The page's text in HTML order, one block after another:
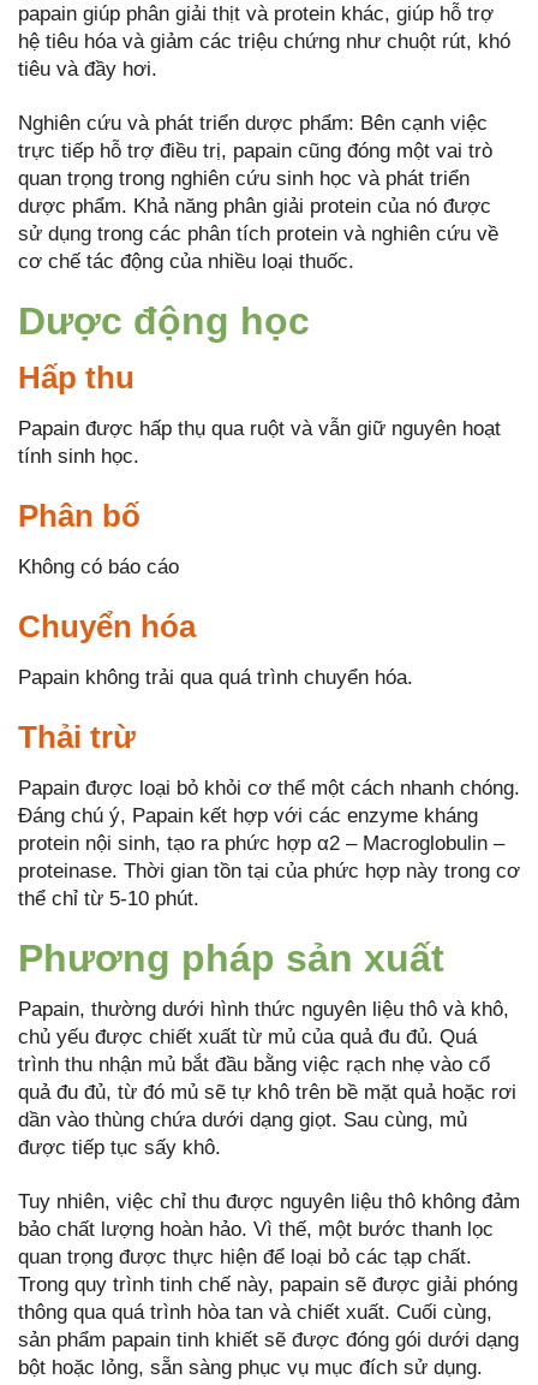
papain giúp phân giải thịt và protein khác, giúp hỗ trợ
hệ tiêu hóa và giảm các triệu chứng như chuột rút, khó
tiêu và đầy hơi.
Nghiên cứu và phát triển dược phẩm: Bên cạnh việc
trực tiếp hỗ trợ điều trị, papain cũng đóng một vai trò
quan trọng trong nghiên cứu sinh học và phát triển
dược phẩm. Khả năng phân giải protein của nó được
sử dụng trong các phân tích protein và nghiên cứu về
cơ chế tác động của nhiều loại thuốc.
Dược động học
Hấp thu
Papain được hấp thụ qua ruột và vẫn giữ nguyên hoạt
tính sinh học.
Phân bố
Không có báo cáo
Chuyển hóa
Papain không trải qua quá trình chuyển hóa.
Thải trừ
Papain được loại bỏ khỏi cơ thể một cách nhanh chóng.
Đáng chú ý, Papain kết hợp với các enzyme kháng
protein nội sinh, tạo ra phức hợp α2 – Macroglobulin –
proteinase. Thời gian tồn tại của phức hợp này trong cơ
thể chỉ từ 5-10 phút.
Phương pháp sản xuất
Papain, thường dưới hình thức nguyên liệu thô và khô,
chủ yếu được chiết xuất từ mủ của quả đu đủ. Quá
trình thu nhận mủ bắt đầu bằng việc rạch nhẹ vào cổ
quả đu đủ, từ đó mủ sẽ tự khô trên bề mặt quả hoặc rơi
dần vào thùng chứa dưới dạng giọt. Sau cùng, mủ
được tiếp tục sấy khô.
Tuy nhiên, việc chỉ thu được nguyên liệu thô không đảm
bảo chất lượng hoàn hảo. Vì thế, một bước thanh lọc
quan trọng được thực hiện để loại bỏ các tạp chất.
Trong quy trình tinh chế này, papain sẽ được giải phóng
thông qua quá trình hòa tan và chiết xuất. Cuối cùng,
sản phẩm papain tinh khiết sẽ được đóng gói dưới dạng
bột hoặc lỏng, sẵn sàng phục vụ mục đích sử dụng.